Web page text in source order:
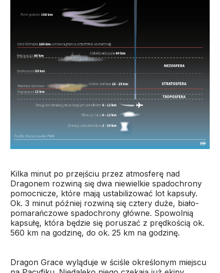
Kilka minut po przejściu przez atmosferę nad
Dragonem rozwiną się dwa niewielkie spadochrony
pomocnicze, które mają ustabilizować lot kapsuły.
Ok. 3 minut później rozwiną się cztery duże, biało-
pomarańczowe spadochrony główne. Spowolnią
kapsułę, która będzie się poruszać z prędkością ok.
560 km na godzinę, do ok. 25 km na godzinę.
Dragon Grace wyląduje w ściśle określonym miejscu